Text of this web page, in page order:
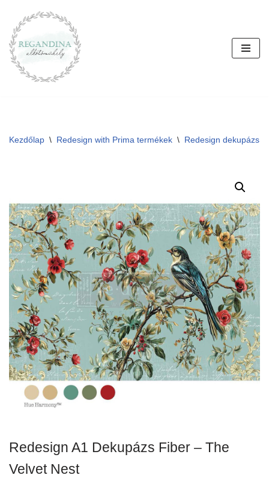
Skip
to
content
Kezdőlap \ Redesign with Prima termékek \ Redesign dekupázs
Redesign A1 Dekupázs Fiber – The
Velvet Nest